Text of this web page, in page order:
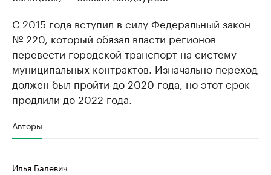
С 2015 года вступил в силу Федеральный закон
№ 220, который обязал власти регионов
перевести городской транспорт на систему
муниципальных контрактов. Изначально переход
должен был пройти до 2020 года, но этот срок
продлили до 2022 года.
Авторы
Илья Балевич